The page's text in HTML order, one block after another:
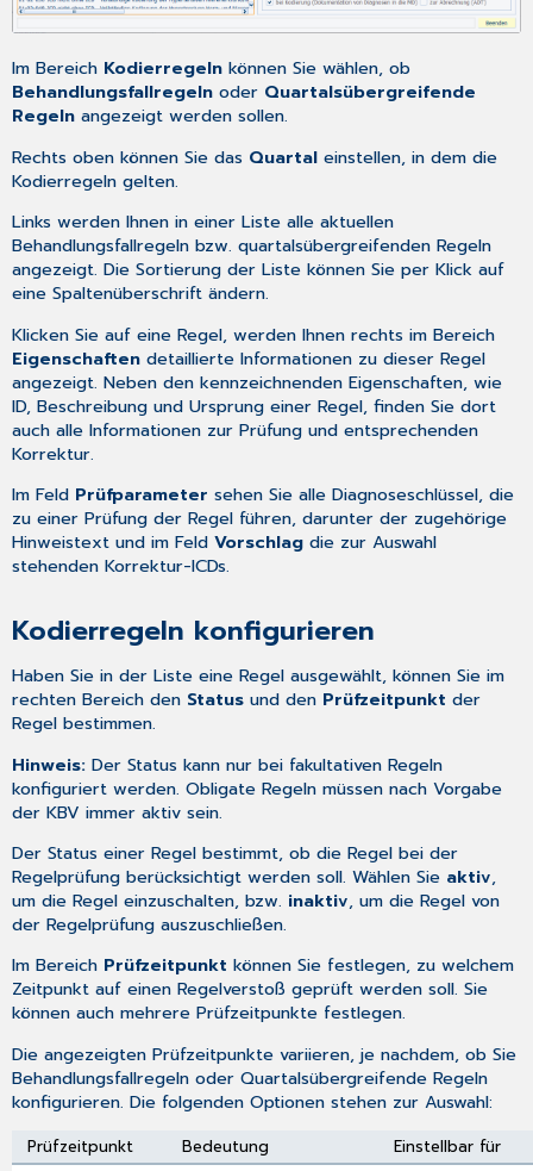
Im Bereich Kodierregeln können Sie wählen, ob
Behandlungsfallregeln oder Quartalsübergreifende
Regeln angezeigt werden sollen.
Rechts oben können Sie das Quartal einstellen, in dem die
Kodierregeln gelten.
Links werden Ihnen in einer Liste alle aktuellen
Behandlungsfallregeln bzw. quartalsübergreifenden Regeln
angezeigt. Die Sortierung der Liste können Sie per Klick auf
eine Spaltenüberschrift ändern.
Klicken Sie auf eine Regel, werden Ihnen rechts im Bereich
Eigenschaften detaillierte Informationen zu dieser Regel
angezeigt. Neben den kennzeichnenden Eigenschaften, wie
ID, Beschreibung und Ursprung einer Regel, finden Sie dort
auch alle Informationen zur Prüfung und entsprechenden
Korrektur.
Im Feld Prüfparameter sehen Sie alle Diagnoseschlüssel, die
zu einer Prüfung der Regel führen, darunter der zugehörige
Hinweistext und im FeldVorschlag die zur Auswahl
stehenden Korrektur-ICDs.
Kodierregeln konfigurieren
Haben Sie in der Liste eine Regel ausgewählt, können Sie im
rechten Bereich den Status und den Prüfzeitpunkt der
Regel bestimmen.
Hinweis:Der Status kann nur bei fakultativen Regeln
konfiguriert werden. Obligate Regeln müssen nach Vorgabe
der KBV immer aktiv sein.
Der Status einer Regel bestimmt, ob die Regel bei der
Regelprüfung berücksichtigt werden soll. Wählen Sie aktiv,
um die Regel einzuschalten, bzw. inaktiv, um die Regel von
der Regelprüfung auszuschließen.
Im Bereich Prüfzeitpunkt können Sie festlegen, zu welchem
Zeitpunkt auf einen Regelverstoß geprüft werden soll. Sie
können auch mehrere Prüfzeitpunkte festlegen.
Die angezeigten Prüfzeitpunkte variieren, je nachdem, ob Sie
Behandlungsfallregeln oder Quartalsübergreifende Regeln
konfigurieren. Die folgenden Optionen stehen zur Auswahl:
Prüfzeitpunkt Bedeutung
Einstellbar für